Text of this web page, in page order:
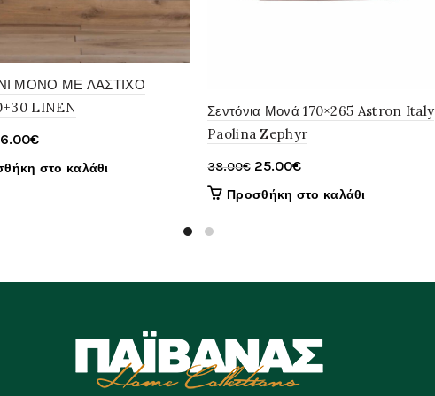
ΜΟΝΟ ΜΕ ΛΑΣΤΙΧΟ
LINEN
price
€Η
τρέχουσα
στο καλάθι
Σεντόνια Μονά 170×265 Astron Italy
Paolina Zephyr
38.00€ Original
price
25.00€Η
τρέχουσα
Προσθήκη στο καλάθι